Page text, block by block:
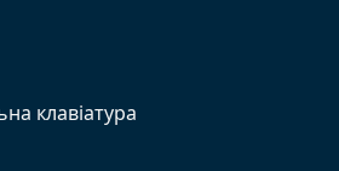
клавіатура